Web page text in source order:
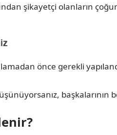
şikayetçi olanların
önce gerekli
başkalarının